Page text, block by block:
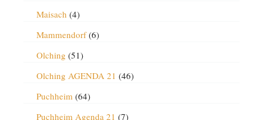
Maisach (4)
Mammendorf(6)
Olching (51)
Olching AGENDA 21 (46)
Puchheim(64)
Puchheim Agenda 21 (7)